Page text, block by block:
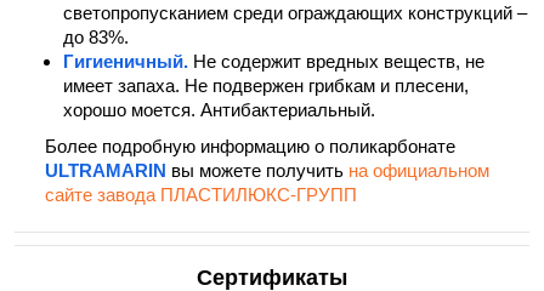
светопропусканием среди ограждающих конструкций –
до 83%.
Гигиеничный. Не содержит вредных веществ, не
имеет запаха. Не подвержен грибкам и плесени,
хорошо моется. Антибактериальный.
Более подробную информацию о поликарбонате
ULTRAMARIN вы можете получить на официальном
сайте завода ПЛАСТИЛЮКС-ГРУПП
Сертификаты